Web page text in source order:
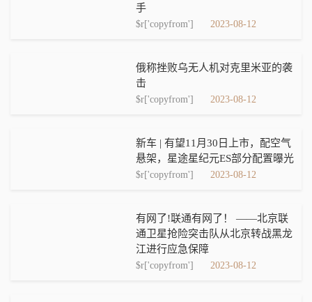
手
$r['copyfrom'] 2023-08-12
俄称挫败乌无人机对克里米亚的袭
击
$r['copyfrom'] 2023-08-12
新车 | 有望11月30日上市，配空气
悬架，星途星纪元ES部分配置曝光
$r['copyfrom'] 2023-08-12
有网了!联通有网了！ ——北京联
通卫星抢险突击队从北京转战黑龙
江进行应急保障
$r['copyfrom'] 2023-08-12